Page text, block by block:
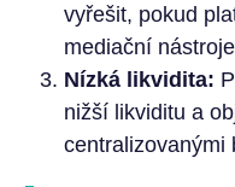
vyřešit, pokud
mediační
Nízká likvidita:
nižší likviditu a
centralizovanými